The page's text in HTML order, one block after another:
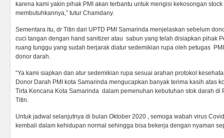
karena kami yakin pihak PMI akan terbantu untuk mengisi kekosongan
membutuhkannya,” tutur Chamdany.
Sementara itu, dr Titin dari UPTD PMI Samarinda menjelaskan sebelum
cuci tangan dengan hand sanitizer atau sabun yang telah disiapkan pihak
ruang tunggu yang sudah berjarak diatur sedemikian rupa oleh petugas
donor darah.
“Ya kami siapkan dan atur sedemikian rupa sesuai arahan protokol
Donor Darah PMI kota Samarinda mengucapkan banyak terima kasih atas
Tirta Kencana Kota Samarinda dalam pemenuhan kebutuhan stok darah di
Titin.
Untuk jadwal selanjutnya di bulan Oktober 2020 , semoga wabah virus
kembali dalam kehidupan normal sehingga bisa bekerja dengan nyaman